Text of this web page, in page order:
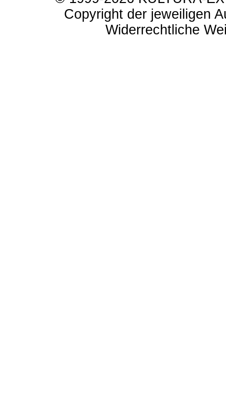
Copyright der jeweiligen
Widerrechtliche